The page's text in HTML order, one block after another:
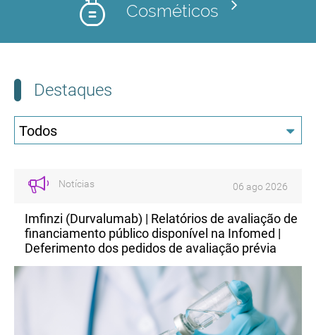
Cosméticos
Destaques
Todos
06 ago 2026
de
|
prévia
Rapibloc (Landiolol cloridrato) | Relatório
avaliação de financiamento público
Infomed | Deferimento do pedido de
prévia